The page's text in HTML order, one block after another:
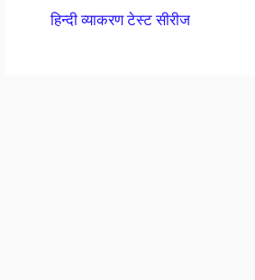
हिन्दी व्याकरण टेस्ट सीरीज